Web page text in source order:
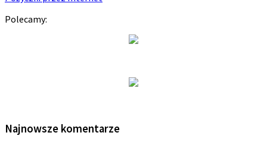
Polecamy:
Najnowsze komentarze